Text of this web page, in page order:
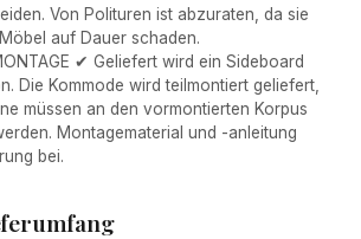
Von Polituren ist abzuraten, da sie
auf Dauer schaden.
✔ Geliefert wird ein Sideboard
Die Kommode wird teilmontiert geliefert,
müssen an den vormontierten Korpus
Montagematerial und -anleitung
bei.